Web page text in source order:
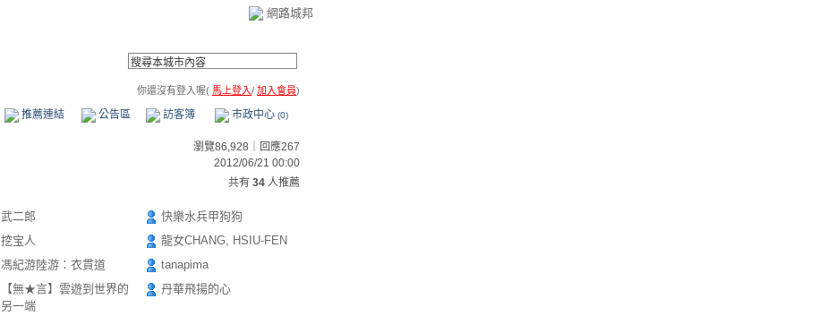
網路城邦
你還沒有登入喔( 馬上登入/ 加入會員)
推薦連結 公告區 訪客簿 市政中心 (0)
瀏覽86,928｜回應267
2012/06/21 00:00
共有 34 人推薦
武二郎
快樂水兵甲狗狗
挖宝人
龍女CHANG, HSIU-FEN
馮紀游陸游：衣貫道
tanapima
【無★言】雲遊到世界的
另一端
丹華飛揚的心